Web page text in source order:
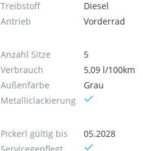
Treibstoff
Diesel
Antrieb
Vorderrad
Anzahl Sitze
5
Verbrauch
5,09 l/100km
Außenfarbe
Grau
Metallic­lackierung
Pickerl gültig bis
05.2028